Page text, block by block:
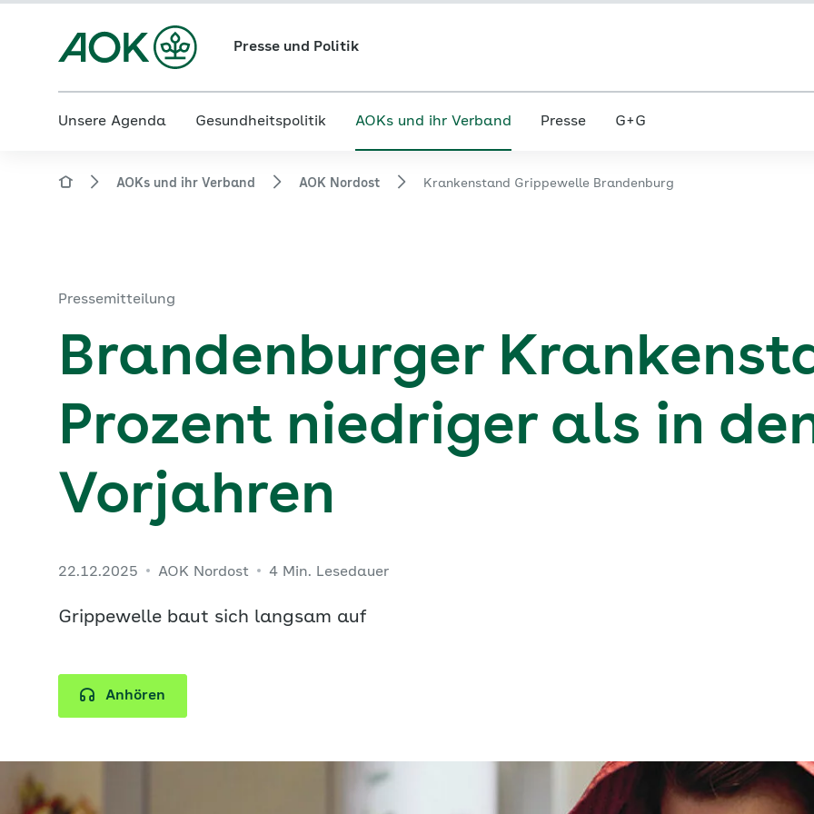
Presse und Politik
Unsere Agenda Gesundheitspolitik AOKs und ihr Verband Presse G+G
AOKs und ihr Verband AOK Nordost Krankenstand Grippewelle Brandenburg
Pressemitteilung
Brandenburger
Prozent niedriger als in
Vorjahren
22.12.2025 AOK Nordost 4 Min. Lesedauer
Grippewelle baut sich langsam auf
Anhören